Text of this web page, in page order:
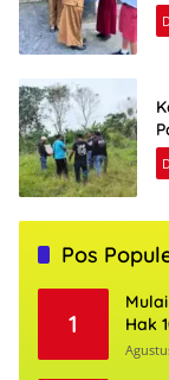
Pos
1
Hak